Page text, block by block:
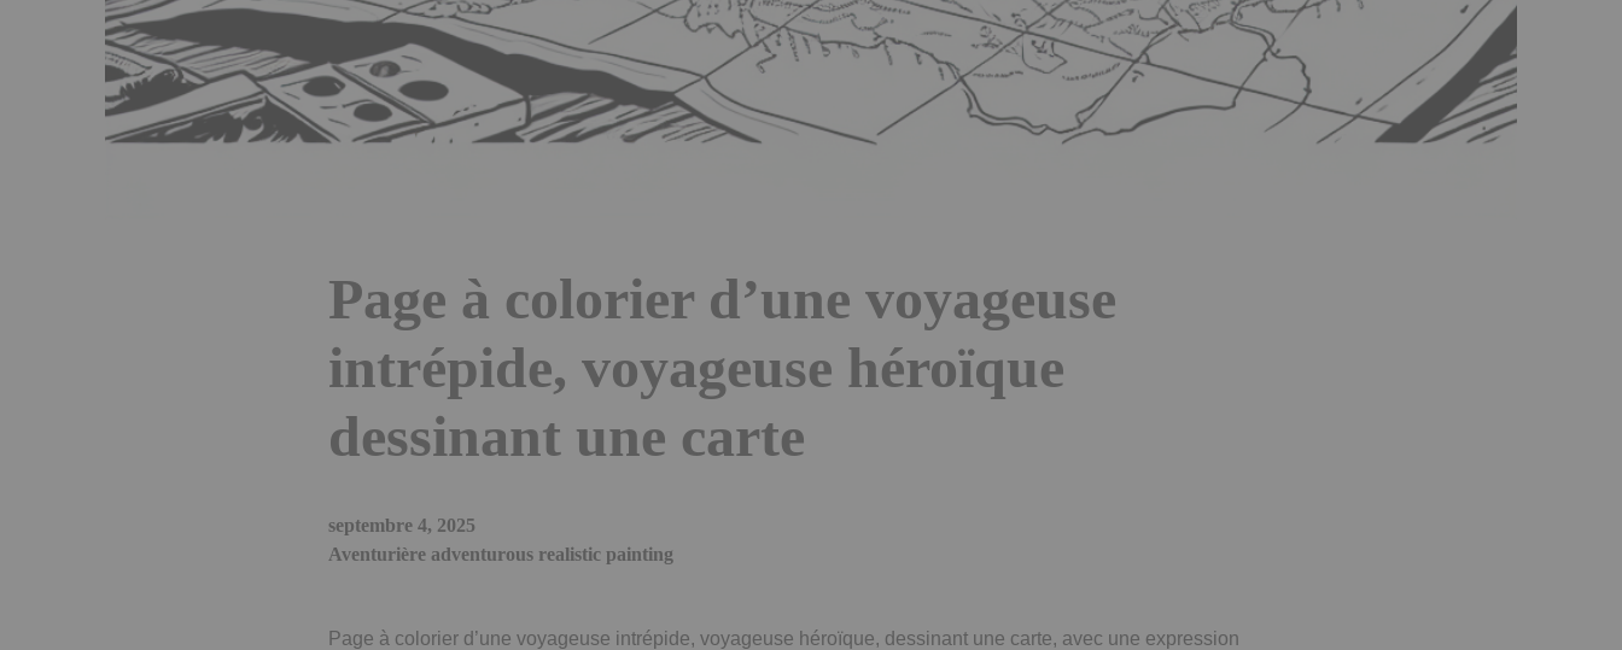
Page à colorier d’une voyageuse
intrépide, voyageuse héroïque
dessinant une carte
septembre 4, 2025
Aventurière adventurous realistic painting
Page à colorier d’une voyageuse intrépide, voyageuse héroïque, dessinant une carte, avec une expression